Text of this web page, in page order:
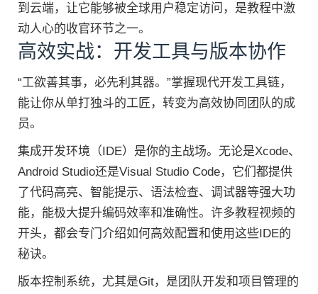
到云端，让它能够被全球用户稳定访问，是教程中激
动人心的收官环节之一。
高效实战：开发工具与版本协作
“工欲善其事，必先利其器。”掌握现代开发工具链，
能让你从单打独斗的工匠，转变为高效协同团队的成
员。
集成开发环境（IDE）是你的主战场。无论是Xcode、
Android Studio还是Visual Studio Code，它们都提供
了代码高亮、智能提示、语法检查、调试器等强大功
能，能极大提升编码效率和准确性。许多教程视频的
开头，都会专门介绍如何高效配置和使用这些IDE的
秘诀。
版本控制系统，尤其是Git，是团队开发和项目管理的